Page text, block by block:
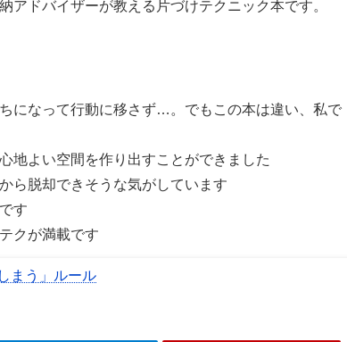
アドバイザーが教える片づけテクニック本です。
になって行動に移さず…。でもこの本は違い、私で
地よい空間を作り出すことができました
ら脱却できそうな気がしています
す
クが満載です
まう」ルール